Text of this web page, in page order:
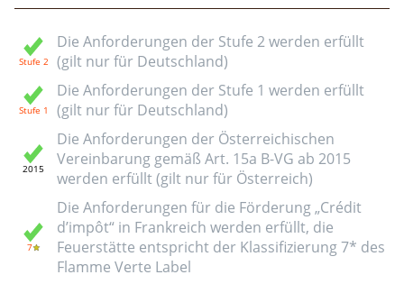
Die Anforderungen der Stufe 2 werden erfüllt
(gilt nur für Deutschland)
Die Anforderungen der Stufe 1 werden erfüllt
(gilt nur für Deutschland)
Die Anforderungen der Österreichischen
Vereinbarung gemäß Art. 15a B-VG ab 2015
werden erfüllt (gilt nur für Österreich)
Die Anforderungen für die Förderung „Crédit
d’impôt“ in Frankreich werden erfüllt, die
Feuerstätte entspricht der Klassifizierung 7* des
Flamme Verte Label